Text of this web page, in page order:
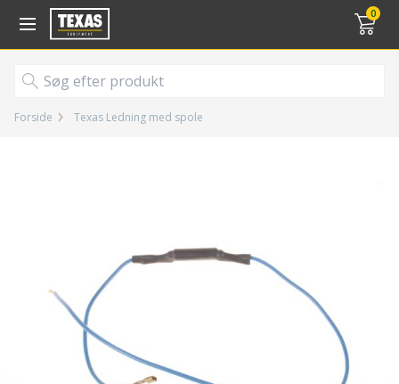
0
Gå til kurv (
Forside Texas Ledning med spole